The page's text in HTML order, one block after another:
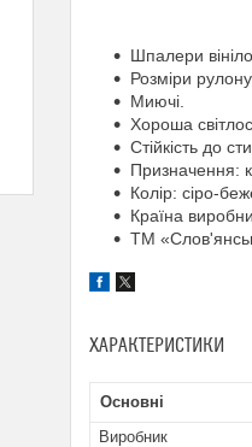
Шпалери
Розміри
Миючі.
Хороша
Стійкість до
Призначення:
Колір: сіро-
Країна
ТМ
ХАРАКТЕРИСТИКИ
Основні
Виробник